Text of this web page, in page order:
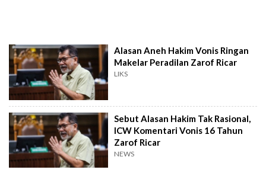
Alasan Aneh Hakim Vonis Ringan
Makelar Peradilan Zarof Ricar
LIKS
Sebut Alasan Hakim Tak Rasional,
ICW Komentari Vonis 16 Tahun
Zarof Ricar
NEWS